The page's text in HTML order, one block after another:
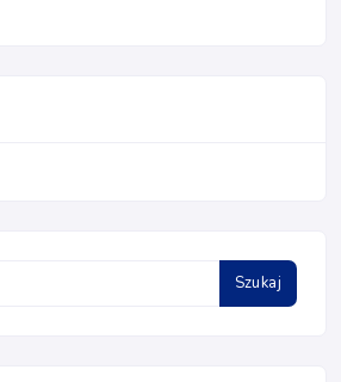
Szukaj